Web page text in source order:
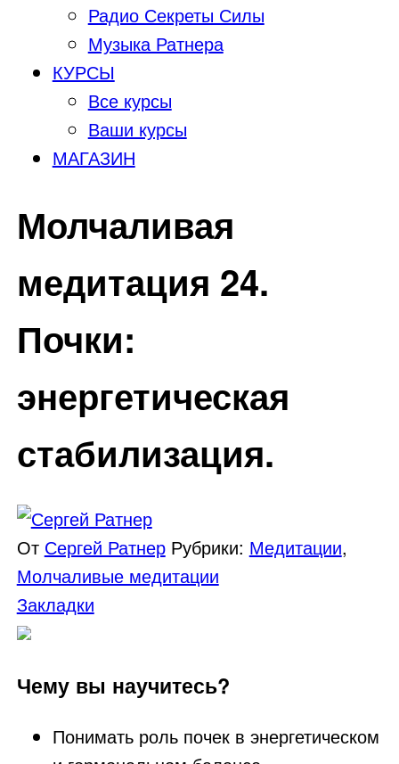
Радио Секреты Силы
Музыка Ратнера
КУРСЫ
Все курсы
Ваши курсы
МАГАЗИН
Молчаливая
медитация 24.
Почки:
энергетическая
стабилизация.
От Сергей Ратнер Рубрики: Медитации,
Молчаливые медитации
Закладки
Чему вы научитесь?
Понимать роль почек в энергетическом